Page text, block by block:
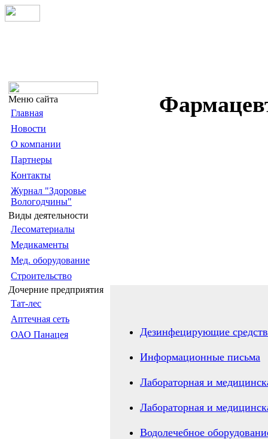
Меню сайта
Главная
Новости
О компании
Партнеры
Контакты
Журнал "Здоровье
Вологодчины"
Виды деятельности
Лесоматериалы
Медикаменты
Мед. оборудование
Строительство
Дочерние предприятия
Тат-лес
Аптечная сеть
ОАО Панацея
Дезинфецирующие
Информационные письма
Лабораторная и
Лабораторная и
Водолечебное